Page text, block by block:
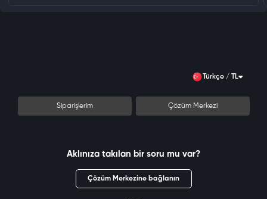
Türkçe / TL
Siparişlerim Çözüm Merkezi
Aklınıza takılan bir soru mu var?
Çözüm Merkezine bağlanın